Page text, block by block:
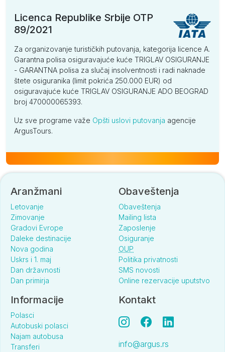
Licenca Republike Srbije OTP
89/2021
Za organizovanje turističkih putovanja, kategorija licence A.
Garantna polisa osiguravajuće kuće TRIGLAV OSIGURANJE
- GARANTNA polisa za slučaj insolventnosti i radi naknade
štete osiguranika (limit pokrića 250.000 EUR) od
osiguravajuće kuće TRIGLAV OSIGURANJE ADO BEOGRAD
broj 470000065393.
Uz sve programe važe Opšti uslovi putovanja agencije
ArgusTours.
Aranžmani
Letovanje
Zimovanje
Gradovi Evrope
Daleke destinacije
Nova godina
Uskrs i 1. maj
Dan državnosti
Dan primirja
Obaveštenja
Obaveštenja
Mailing lista
Zaposlenje
Osiguranje
OUP
Politika privatnosti
SMS novosti
Online rezervacije uputstvo
Informacije
Polasci
Autobuski polasci
Najam autobusa
Transferi
Kontakt
info@argus.rs